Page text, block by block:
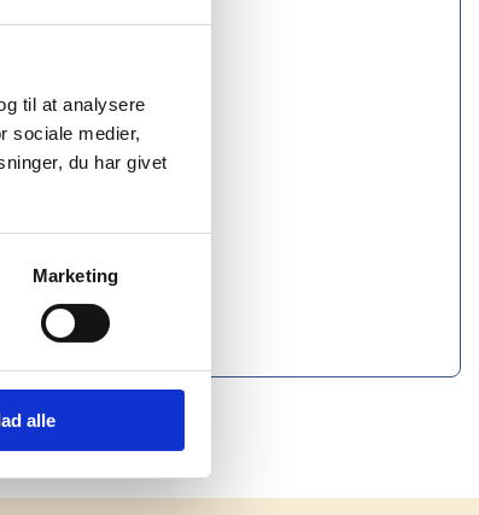
til at analysere
sociale medier,
du har givet
Marketing
alle